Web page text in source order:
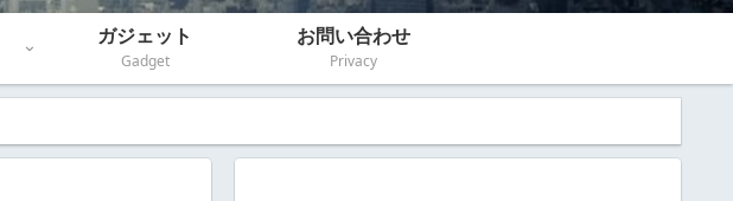
ガジェット
Gadget
お問い合わせ
Privacy